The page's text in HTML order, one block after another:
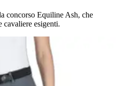
concorso Equiline Ash, che
cavaliere esigenti.